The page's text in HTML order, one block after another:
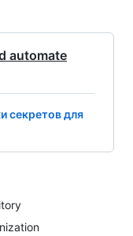
automate
секретов для